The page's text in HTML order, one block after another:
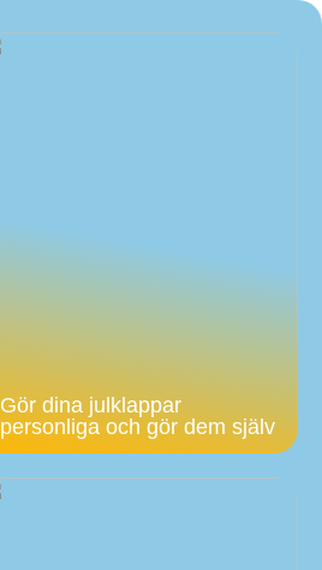
Gör dina julklappar
personliga och gör dem själv